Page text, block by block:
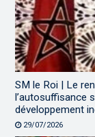
SM le Roi | Le
l’autosuffisance
développement
29/07/2026